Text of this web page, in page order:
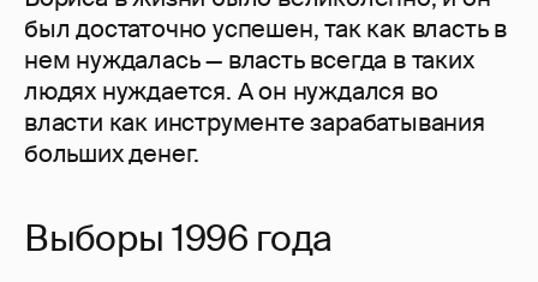
был достаточно успешен, так как власть в
нем нуждалась — власть всегда в таких
людях нуждается. А он нуждался во
власти как инструменте зарабатывания
больших денег.
Выборы 1996 года